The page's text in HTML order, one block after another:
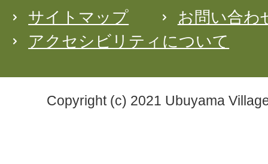
サイトマップ
お問い合わ
アクセシビリティについて
Copyright (c) 2021 Ubuyama